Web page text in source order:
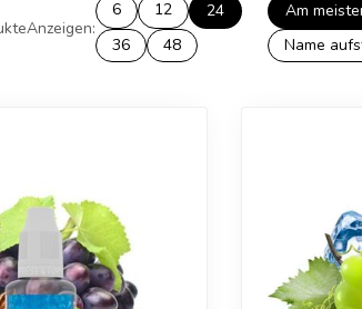
Anzeigen:
6 12
24
36
48
Am
Name